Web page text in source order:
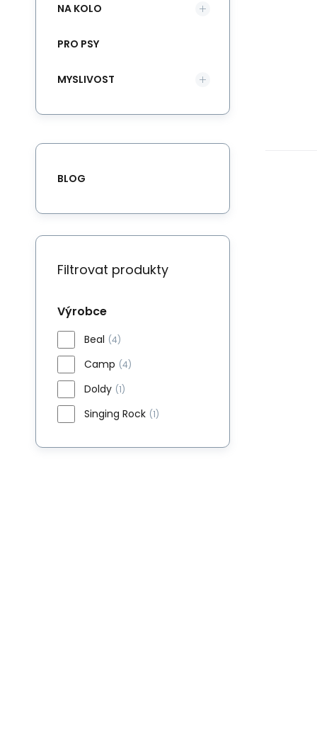
NA KOLO
PRO PSY
MYSLIVOST
BLOG
Filtrovat produkty
Výrobce
Beal (4)
Camp (4)
Doldy (1)
Singing Rock (1)